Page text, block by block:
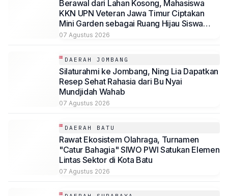
Berawal dari Lahan Kosong, Mahasiswa
KKN UPN Veteran Jawa Timur Ciptakan
Mini Garden sebagai Ruang Hijau Siswa
SMP Al-Azhaar Tulungagung
07 Agustus 2026
DAERAH JOMBANG
Silaturahmi ke Jombang, Ning Lia Dapatkan
Resep Sehat Rahasia dari Bu Nyai
Mundjidah Wahab
07 Agustus 2026
DAERAH BATU
Rawat Ekosistem Olahraga, Turnamen
"Catur Bahagia" SIWO PWI Satukan Elemen
Lintas Sektor di Kota Batu
07 Agustus 2026